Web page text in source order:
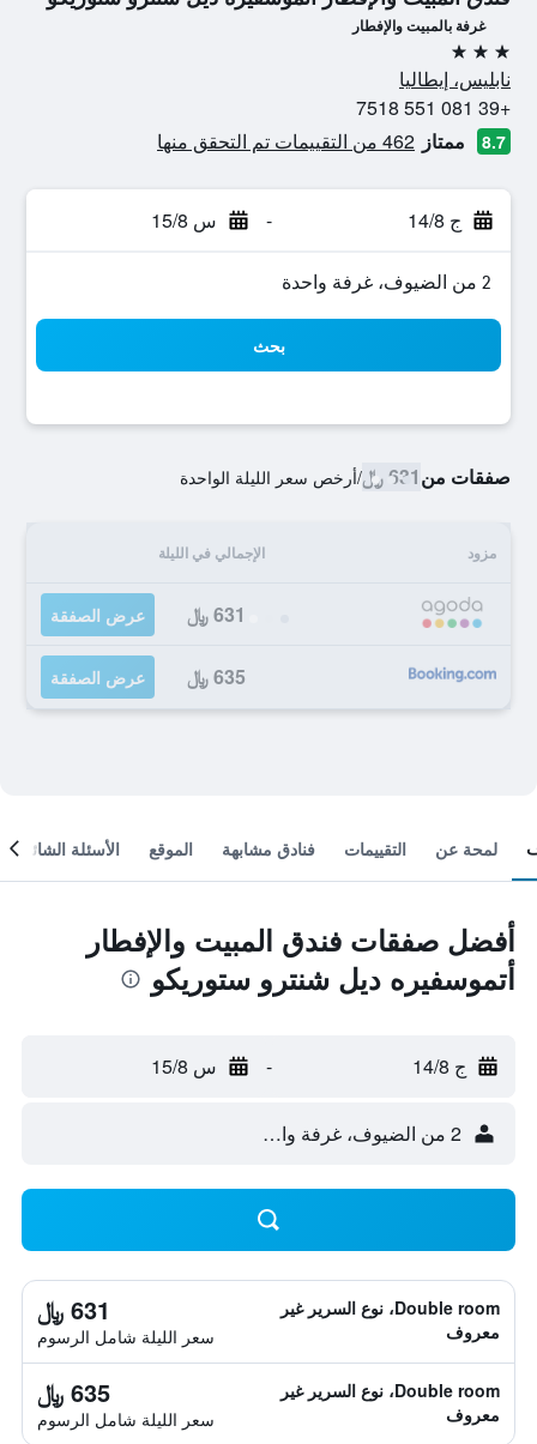
غرفة بالمبيت والإفطار
3 نجوم
نابليس، إيطاليا
+39 081 551 7518
8.7 ممتاز 462 من التقييمات تم التحقق منها
ج 14/8 - س 15/8
2 من الضيوف، غرفة واحدة
بحث
صفقات من631 ﷼ /أرخص سعر الليلة الواحدة
مزود الإجمالي في الليلة
631 ﷼ عرض الصفقة
635 ﷼ عرض الصفقة
لمحة عن التقييمات فنادق مشابهة الموقع الأسئلة الشائعة
أفضل صفقات فندق المبيت والإفطار
أتموسفيره ديل شنترو ستوريكو
ج 14/8 - س 15/8
2 من الضيوف، غرفة واحدة
Double room، نوع السرير غير
معروف
631 ﷼
سعر الليلة شامل الرسوم
Double room، نوع السرير غير
معروف
635 ﷼
سعر الليلة شامل الرسوم